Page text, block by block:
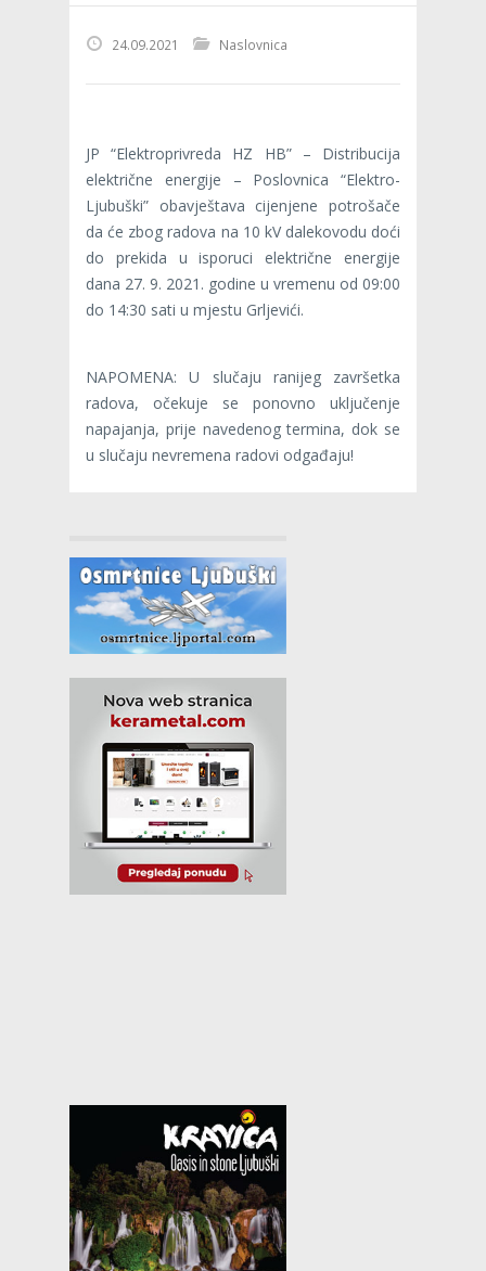
24.09.2021 Naslovnica
JP “Elektroprivreda HZ HB” – Distribucija
električne energije – Poslovnica “Elektro-
Ljubuški” obavještava cijenjene potrošače
da će zbog radova na 10 kV dalekovodu doći
do prekida u isporuci električne energije
dana 27. 9. 2021. godine u vremenu od 09:00
do 14:30 sati u mjestu Grljevići.
NAPOMENA: U slučaju ranijeg završetka
radova, očekuje se ponovno uključenje
napajanja, prije navedenog termina, dok se
u slučaju nevremena radovi odgađaju!